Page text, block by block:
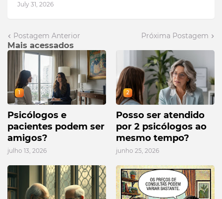
July 31, 2026
Postagem Anterior Próxima Postagem
Mais acessados
1
Psicólogos e
pacientes podem ser
amigos?
julho 13, 2026
2
Posso ser atendido
por 2 psicólogos ao
mesmo tempo?
junho 25, 2026